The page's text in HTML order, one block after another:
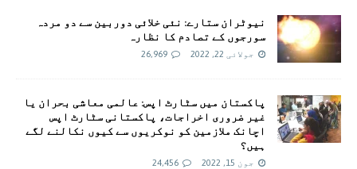
نیوٹران ستارے: نئی خلائی دوربین سے دو مردہ
سورجوں کے تصادم کا نظارہ
جولائی 22, 2022 26,969
پاکستان میں سٹارٹ اپس: عالمی معاشی بحران یا
غیر ضروری اخراجات، پاکستانی سٹارٹ اپس
اچانک ملازمین کو نوکریوں سے کیوں نکالنے لگے
ہیں؟
جون 15, 2022 24,456